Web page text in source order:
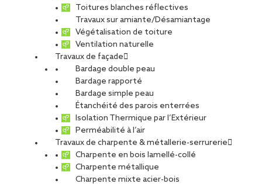
Toitures blanches réflectives
Travaux sur amiante/Désamiantage
Végétalisation de toiture
Ventilation naturelle
Travaux de façade
Bardage double peau
Bardage rapporté
Bardage simple peau
Étanchéité des parois enterrées
Isolation Thermique par l’Extérieur
Perméabilité à l’air
Travaux de charpente & métallerie-serrurerie
Charpente en bois lamellé-collé
Charpente métallique
Charpente mixte acier-bois